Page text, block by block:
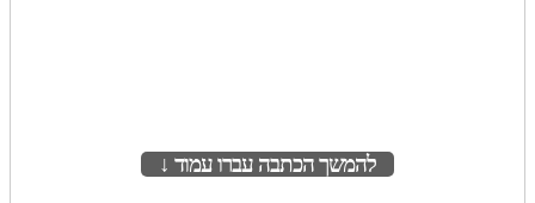
להמשך הכתבה עברו עמוד ↓